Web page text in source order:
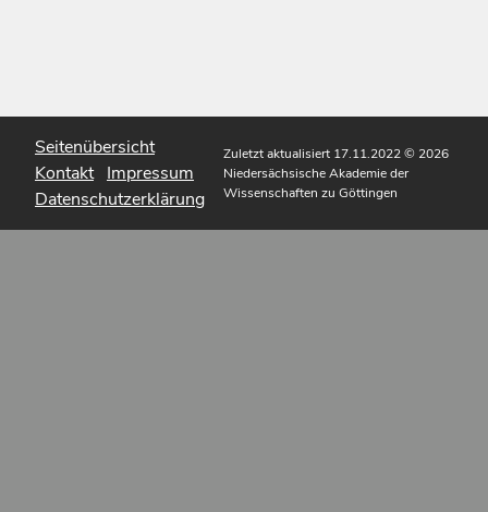
Seitenübersicht
Kontakt Impressum
Datenschutzerklärung
Zuletzt aktualisiert 17.11.2022© 2026
Niedersächsische Akademie der
Wissenschaften zu Göttingen